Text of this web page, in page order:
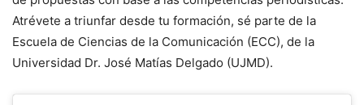
Atrévete a triunfar desde tu formación, sé parte de la
Escuela de Ciencias de la Comunicación (ECC), de la
Universidad Dr. José Matías Delgado (UJMD).